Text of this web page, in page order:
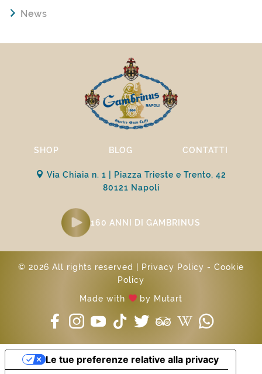
News
SHOP BLOG CONTATTI
Via Chiaia n. 1 | Piazza Trieste e Trento, 42
80121 Napoli
160 ANNI DI GAMBRINUS
© 2026 All rights reserved | Privacy Policy - Cookie
Policy
Made with
by Mutart
Le tue preferenze relative alla privacy